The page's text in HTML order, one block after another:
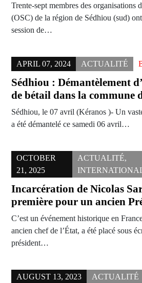
Trente-sept membres des organisations
(OSC) de la région de Sédhiou (sud)
session de…
APRIL 07, 2024 ACTUALITÉ
Sédhiou : Démantèlement
de bétail dans la commune
Sédhiou, le 07 avril (Kéranos )- Un
a été démantelé ce samedi 06 avril…
OCTOBER
21, 2025
ACTUALITÉ,
Incarcération de Nicolas
première pour un ancien
C’est un événement historique en
ancien chef de l’État, a été placé sous
président…
AUGUST 13, 2023 ACTUALITÉ